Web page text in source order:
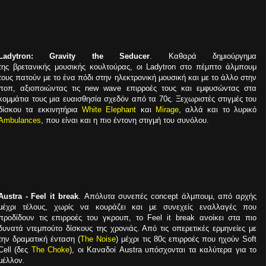
Gravity the Seducer. Καθαρά δημιούργημα
βρετανικής μουσικής κουλτούρας, οι Ladytron στο πέμπτο άλμπουμ
πατούν με το ένα πόδι στην ηλεκτρονική μουσική και με το άλλο στην
αξιοποιώντας τις new wave επιρροές τους και εμφυσώντας στα
τους μια ευαισθησία σχεδόν από τα 70ς. Ξεχωριστές στιγμές του
τα εκκινητήρια White Elephant και Mirage, αλλά και το λυρικό
, που είναι και η πιο έντονη στιγμή του συνόλου.
- Feel it break. Απόλυτα συνεπές concept άλμπουμ, από αρχής
τέλους, χωρίς να κουράζει και με συνεχείς εναλλαγές που
τις επιρροές του γκρουπ, το Feel it break ανοίκει στα πιο
ντεμπούτο δίσκους της χρονιάς. Από τις οπερετικές ερμηνείες με
δραματική ένταση (The Noise) μέχρι τις 80ς επιρροές που ηχούν Soft
(δες The Choke), οι Καναδοί Austra υπόσχονται τα καλύτερα για το